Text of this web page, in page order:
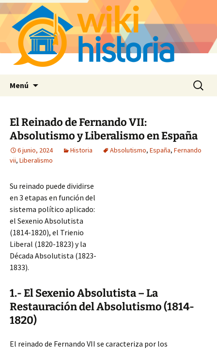
Menú Buscar:
El Reinado de Fernando VII:
Absolutismo y Liberalismo en España
6 junio, 2024 Historia Absolutismo, España, Fernando
vii, Liberalismo
Su reinado puede dividirse
en 3 etapas en función del
sistema político aplicado:
el Sexenio Absolutista
(1814-1820), el Trienio
Liberal (1820-1823) y la
Década Absolutista (1823-
1833).
1.- El Sexenio Absolutista – La
Restauración del Absolutismo (1814-
1820)
El reinado de Fernando VII se caracteriza por los